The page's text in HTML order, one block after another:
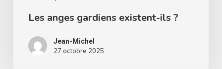
Les anges gardiens existent-ils ?
Jean-Michel
27 octobre 2025